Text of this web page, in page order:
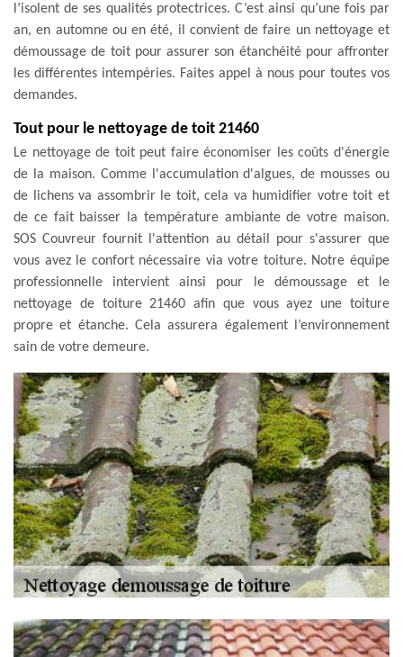
l’isolent de ses qualités protectrices. C’est ainsi qu’une fois par
an, en automne ou en été, il convient de faire un nettoyage et
démoussage de toit pour assurer son étanchéité pour affronter
les différentes intempéries. Faites appel à nous pour toutes vos
demandes.
Tout pour le nettoyage de toit 21460
Le nettoyage de toit peut faire économiser les coûts d'énergie
de la maison. Comme l'accumulation d'algues, de mousses ou
de lichens va assombrir le toit, cela va humidifier votre toit et
de ce fait baisser la température ambiante de votre maison.
SOS Couvreur fournit l'attention au détail pour s'assurer que
vous avez le confort nécessaire via votre toiture. Notre équipe
professionnelle intervient ainsi pour le démoussage et le
nettoyage de toiture 21460 afin que vous ayez une toiture
propre et étanche. Cela assurera également l’environnement
sain de votre demeure.